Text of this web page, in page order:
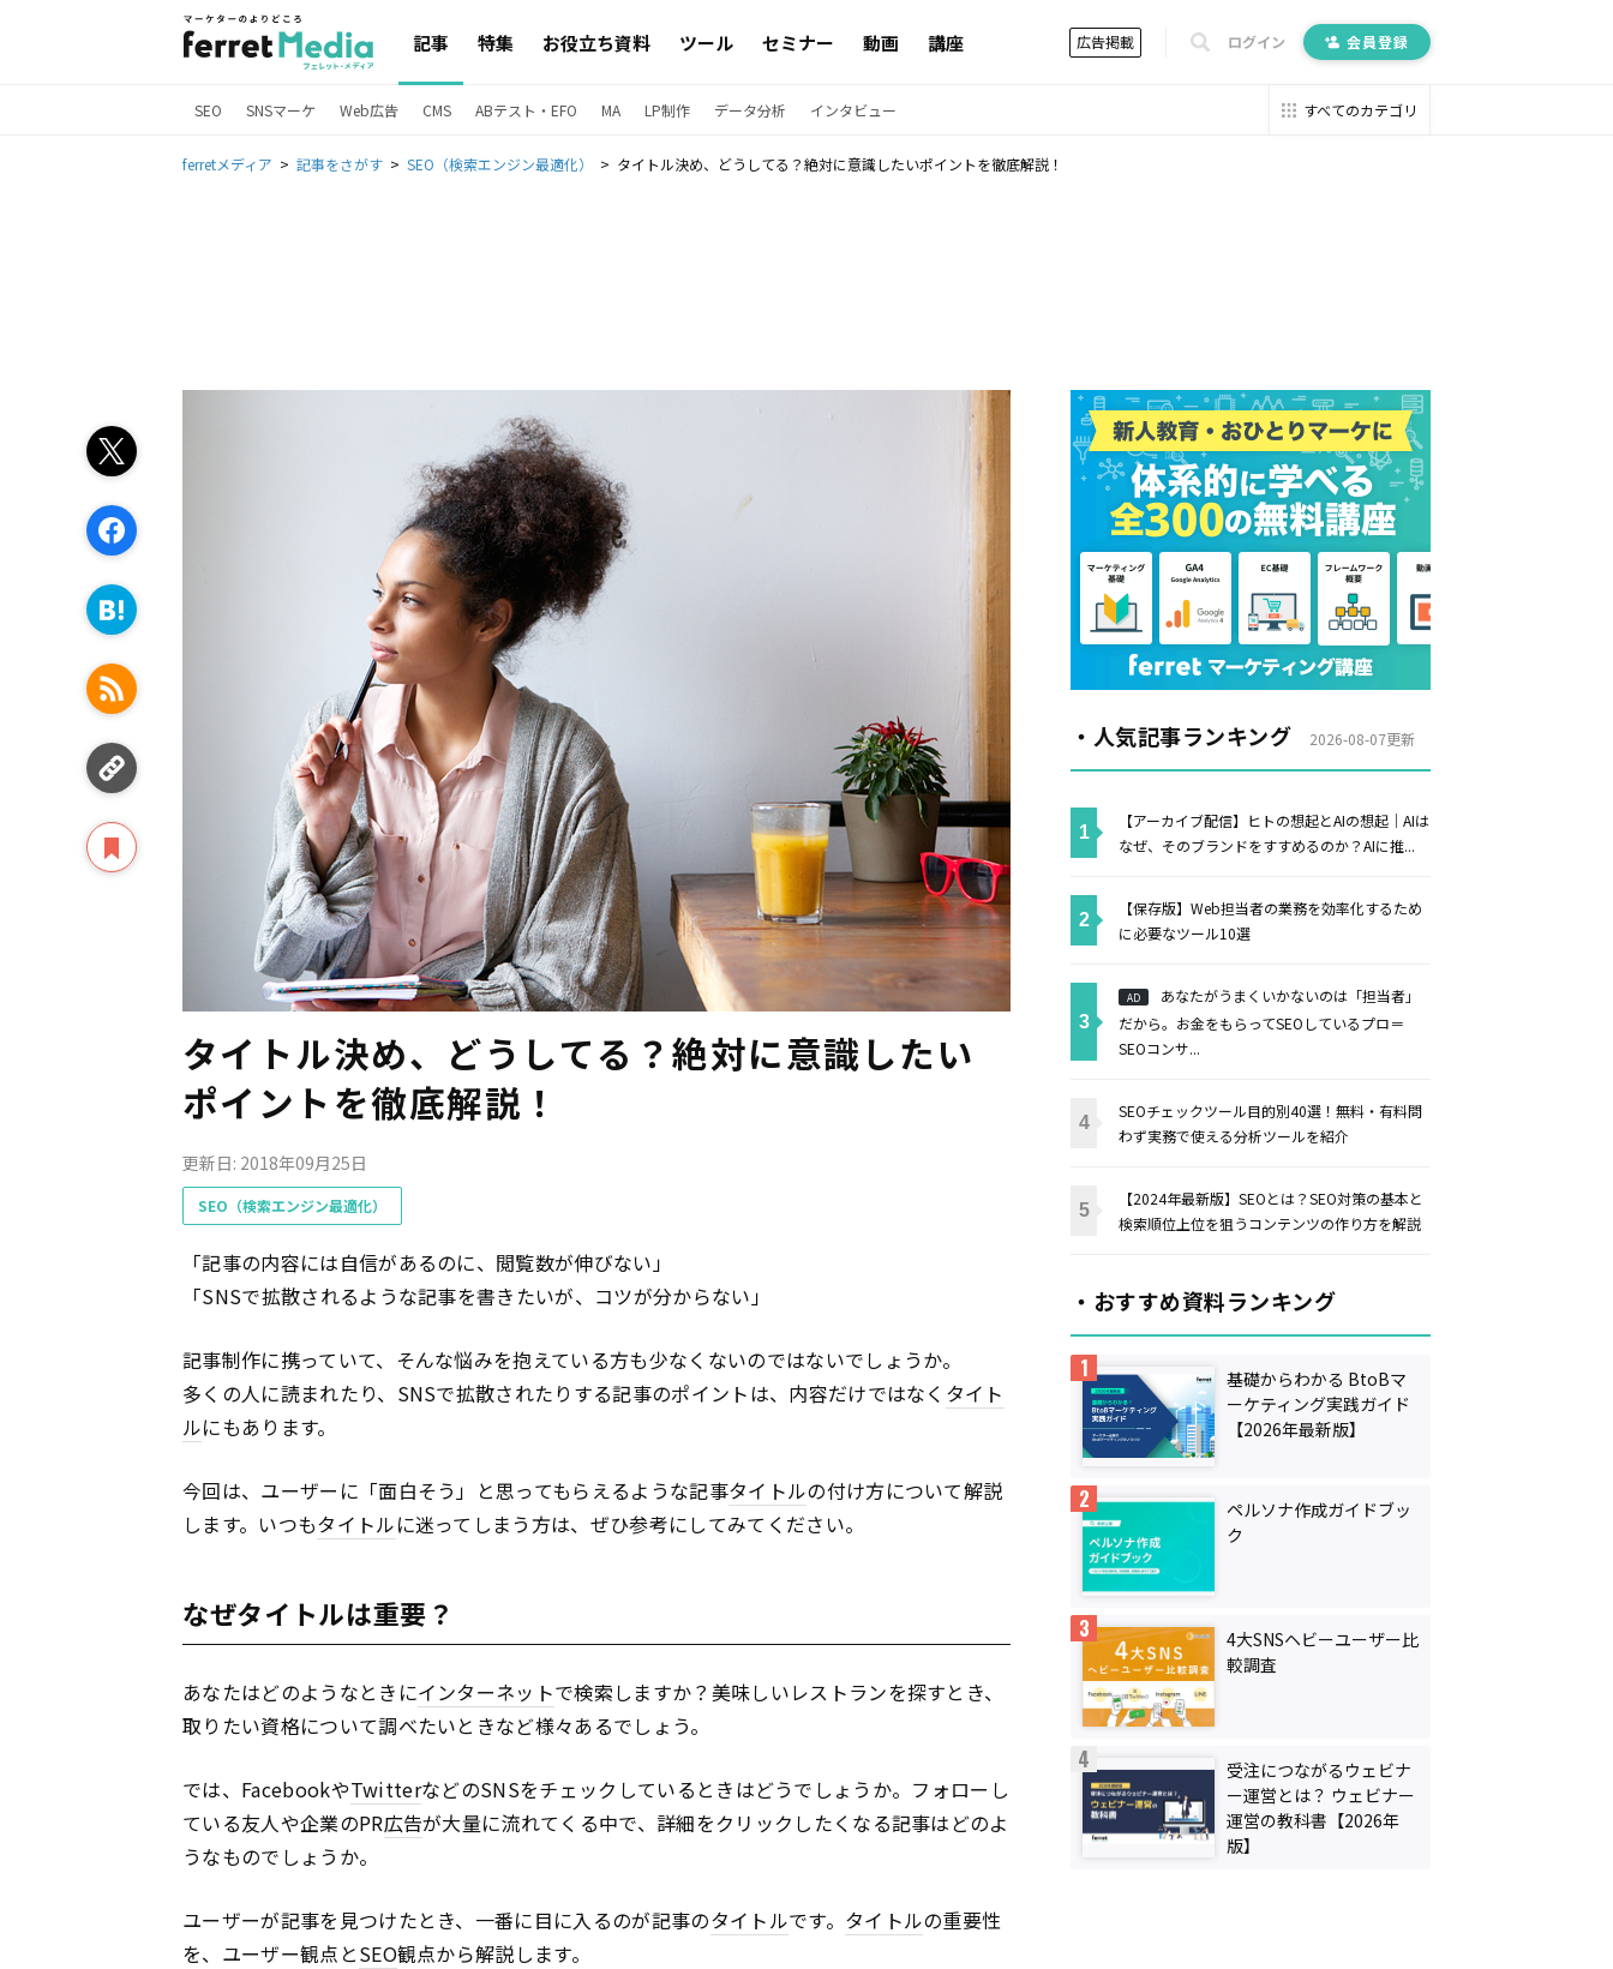
記事 特集 お役立ち資料 ツール セミナー 動画 講座 広告掲載 ログイン 会員登録
SEO SNSマーケ Web広告 CMS ABテスト・EFO MA LP制作 データ分析 インタビュー すべてのカテゴリ
ferretメディア 記事をさがす SEO（検索エンジン最適化） タイトル決め、どうしてる？絶対に意識したいポイントを徹底解説！
タイトル決め、どうしてる？絶対に意識したい
ポイントを徹底解説！
更新日: 2018年09月25日
SEO（検索エンジン最適化）
「記事の内容には自信があるのに、閲覧数が伸びない」
「SNSで拡散されるような記事を書きたいが、コツが分からない」
記事制作に携っていて、そんな悩みを抱えている方も少なくないのではないでしょうか。
多くの人に読まれたり、SNSで拡散されたりする記事のポイントは、内容だけではなく タイト
ルにもあります。
今回は、ユーザーに「面白そう」と思ってもらえるような記事タイトルの付け方について解説
します。いつもタイトルに迷ってしまう方は、ぜひ参考にしてみてください。
なぜタイトルは重要？
あなたはどのようなときにインターネットで検索しますか？美味しいレストランを探すとき、
取りたい資格について調べたいときなど様々あるでしょう。
では、FacebookやTwitterなどのSNSをチェックしているときはどうでしょうか。フォローし
ている友人や企業のPR広告が大量に流れてくる中で、詳細をクリックしたくなる記事はどのよ
うなものでしょうか。
ユーザーが記事を見つけたとき、一番に目に入るのが記事のタイトルです。 タイトルの重要性
を、ユーザー観点とSEO観点から解説します。
・人気記事ランキング 2026-08-07更新
【アーカイブ配信】ヒトの想起とAIの想起｜AIは
なぜ、そのブランドをすすめるのか？AIに推...
【保存版】Web担当者の業務を効率化するため
に必要なツール10選
AD
あなたがうまくいかないのは「担当者」
だから。お金をもらってSEOしているプロ＝
SEOコンサ...
SEOチェックツール目的別40選！無料・有料問
わず実務で使える分析ツールを紹介
【2024年最新版】SEOとは？SEO対策の基本と
検索順位上位を狙うコンテンツの作り方を解説
・おすすめ資料ランキング
基礎からわかる BtoBマ
ーケティング実践ガイド
【2026年最新版】
ペルソナ作成ガイドブッ
ク
4大SNSヘビーユーザー比
較調査
受注につながるウェビナ
ー運営とは？ ウェビナー
運営の教科書【2026年
版】